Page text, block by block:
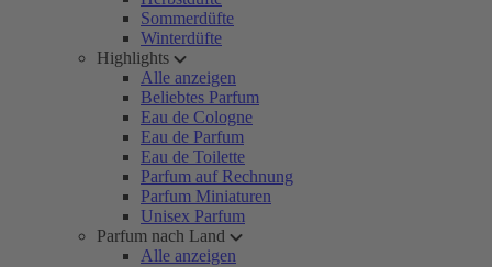
Sommerdüfte
Winterdüfte
Highlights
Alle anzeigen
Beliebtes Parfum
Eau de Cologne
Eau de Parfum
Eau de Toilette
Parfum auf Rechnung
Parfum Miniaturen
Unisex Parfum
Parfum nach Land
Alle anzeigen